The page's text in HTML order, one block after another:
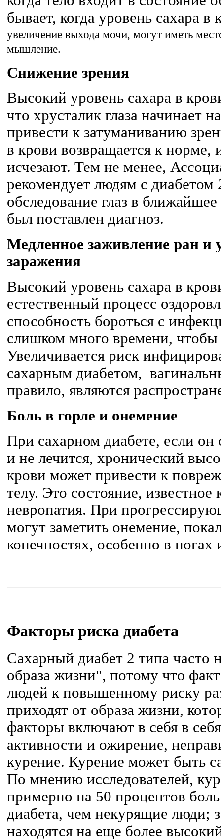
бывает, когда уровень сахара
увеличение выхода мочи, могут иметь
мышление.
Снижение зрения
Высокий уровень сахара в
что хрусталик глаза начинает
привести к затуманиванию
в крови возвращается к норме,
исчезают. Тем не менее,
рекомендует людям с диабетом
обследование глаз в
был поставлен диагноз.
Медленное заживление ран и
заражения
Высокий уровень сахара в
естественный процесс
способность бороться с
слишком много времени, чтобы
Увеличивается риск
сахарным диабетом,
правило, являются
Боль в горле и онемение
При сахарном диабете, если он
и не лечится, хронический
крови может привести к
телу. Это состояние, известное
невропатия. При
могут заметить онемение,
конечностях, особенно в ногах
Факторы риска диабета
Сахарный диабет 2 типа часто
образа жизни", потому что
людей к повышенному риску
приходят от образа жизни,
факторы включают в себя в
активности и ожирение,
курение. Курение может быть
По мнению исследователей,
примерно на 50 процентов
диабета, чем некурящие люди;
находятся на еще более